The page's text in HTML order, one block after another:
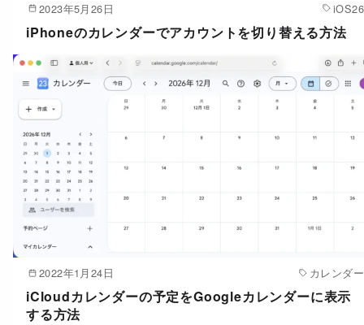
2023年5月26日 iOS26
iPhoneのカレンダーでアカウントを切り替える方法
2022年1月24日 カレンダー
iCloudカレンダーの予定をGoogleカレンダーに表示
する方法